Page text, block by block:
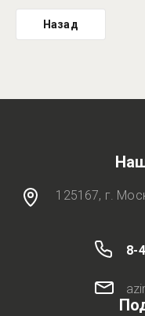
Назад
125167, г.
8-